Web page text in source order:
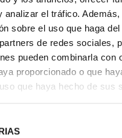
analizar el tráfico.
sobre el uso que haga
de redes sociales,
pueden combinarla con
proporcionado o que
que haya hecho de sus
€